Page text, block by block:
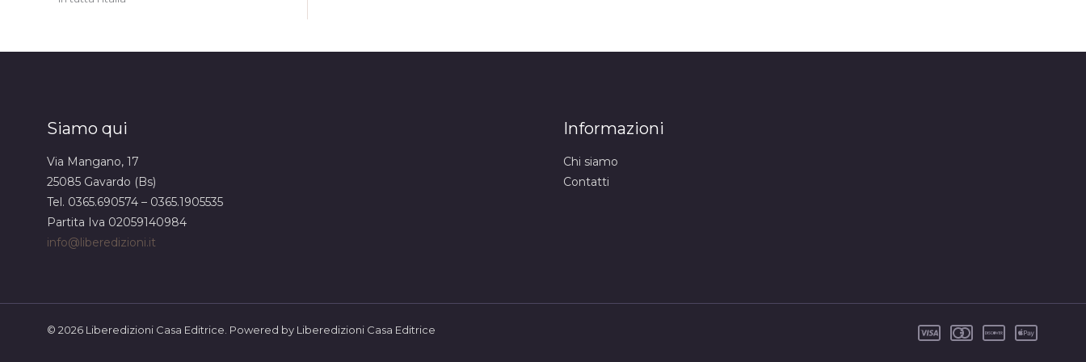
Siamo qui
Via Mangano, 17
25085 Gavardo (Bs)
Tel. 0365.690574 – 0365.1905535
Partita Iva 02059140984
info@liberedizioni.it
Informazioni
Chi siamo
Contatti
© 2026 Liberedizioni Casa Editrice. Powered by Liberedizioni Casa Editrice